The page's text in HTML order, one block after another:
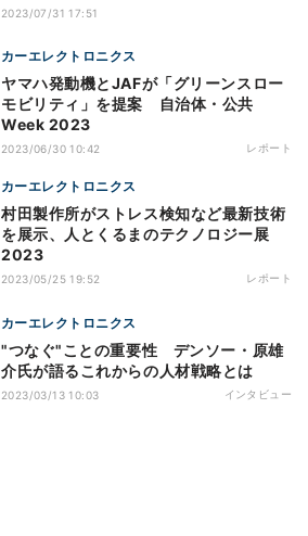
2023/07/31 17:51
カーエレクトロニクス
ヤマハ発動機とJAFが「グリーンスロー
モビリティ」を提案 自治体・公共
Week 2023
2023/06/30 10:42 レポート
カーエレクトロニクス
村田製作所がストレス検知など最新技術
を展示、人とくるまのテクノロジー展
2023
2023/05/25 19:52 レポート
カーエレクトロニクス
"つなぐ"ことの重要性 デンソー・原雄
介氏が語るこれからの人材戦略とは
2023/03/13 10:03 インタビュー